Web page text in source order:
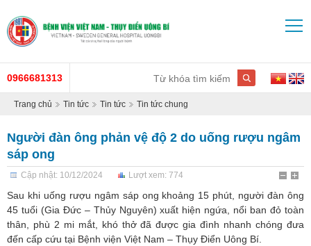
0966681313
Trang chủ Tin tức Tin tức Tin tức chung
Người đàn ông phản vệ độ 2 do uống rượu ngâm
sáp ong
Cập nhật: 10/12/2024 Lượt xem: 774
Sau khi uống rượu ngâm sáp ong khoảng 15 phút, người đàn ông
45 tuổi (Gia Đức – Thủy Nguyên) xuất hiện ngứa, nổi ban đỏ toàn
thân, phù 2 mi mắt, khó thở đã được gia đình nhanh chóng đưa
đến cấp cứu tại Bệnh viện Việt Nam – Thụy Điển Uông Bí.